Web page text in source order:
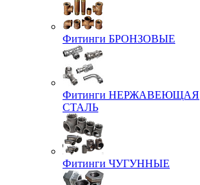
Фитинги БРОНЗОВЫЕ
Фитинги НЕРЖАВЕЮЩАЯ
СТАЛЬ
Фитинги ЧУГУННЫЕ